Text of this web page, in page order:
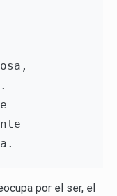
por el ser, el